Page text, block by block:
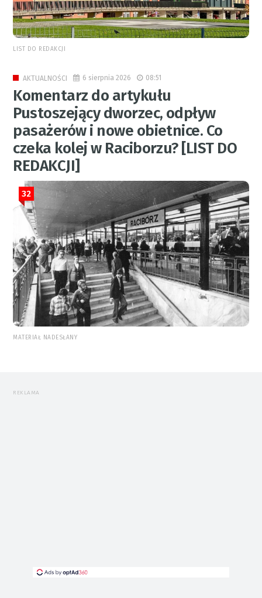
LIST DO REDAKCJI
AKTUALNOŚCI 6 sierpnia 2026 08:51
Komentarz do artykułu
Pustoszejący dworzec, odpływ
pasażerów i nowe obietnice. Co
czeka kolej w Raciborzu? [LIST DO
REDAKCJI]
32
MATERIAŁ NADESŁANY
REKLAMA